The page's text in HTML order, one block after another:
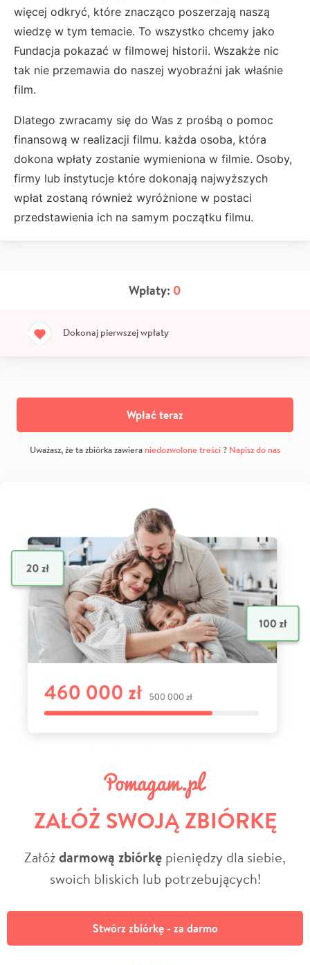
więcej odkryć, które znacząco poszerzają naszą
wiedzę w tym temacie. To wszystko chcemy jako
Fundacja pokazać w filmowej historii. Wszakże nic
tak nie przemawia do naszej wyobraźni jak właśnie
film.
Dlatego zwracamy się do Was z prośbą o pomoc
finansową w realizacji filmu. każda osoba, która
dokona wpłaty zostanie wymieniona w filmie. Osoby,
firmy lub instytucje które dokonają najwyższych
wpłat zostaną również wyróżnione w postaci
przedstawienia ich na samym początku filmu.
Wpłaty: 0
Dokonaj pierwszej wpłaty
Wpłać teraz
Uważasz, że ta zbiórka zawiera niedozwolone treści? Napisz do nas
ZAŁÓŻ SWOJĄ ZBIÓRKĘ
Załóżdarmową zbiórkę pieniędzy dla siebie,
swoich bliskich lub potrzebujących!
Stwórz zbiórkę - za darmo